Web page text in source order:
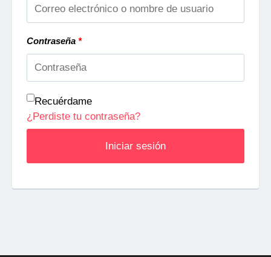
Contraseña *
Recuérdame
Iniciar sesión
¿Perdiste tu contraseña?